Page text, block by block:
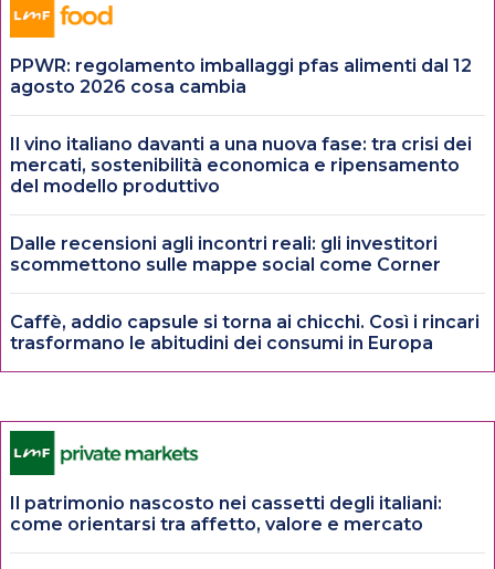
PPWR: regolamento imballaggi pfas alimenti dal 12
agosto 2026 cosa cambia
Il vino italiano davanti a una nuova fase: tra crisi dei
mercati, sostenibilità economica e ripensamento
del modello produttivo
Dalle recensioni agli incontri reali: gli investitori
scommettono sulle mappe social come Corner
Caffè, addio capsule si torna ai chicchi. Così i rincari
trasformano le abitudini dei consumi in Europa
Il patrimonio nascosto nei cassetti degli italiani:
come orientarsi tra affetto, valore e mercato